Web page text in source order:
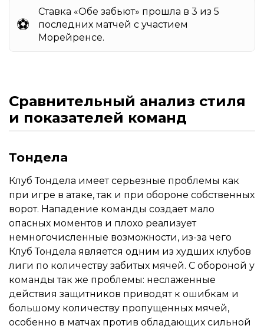
⚽️
Ставка «Обе забьют» прошла в 3 из 5
последних матчей с участием
Морейренсе.
Сравнительный анализ стиля
и показателей команд
Тондела
Клуб Тондела имеет серьезные проблемы как
при игре в атаке, так и при обороне собственных
ворот. Нападение команды создает мало
опасных моментов и плохо реализует
немногочисленные возможности, из-за чего
Клуб Тондела является одним из худших клубов
лиги по количеству забитых мячей. С обороной у
команды так же проблемы: неслаженные
действия защитников приводят к ошибкам и
большому количеству пропущенных мячей,
особенно в матчах против обладающих сильной